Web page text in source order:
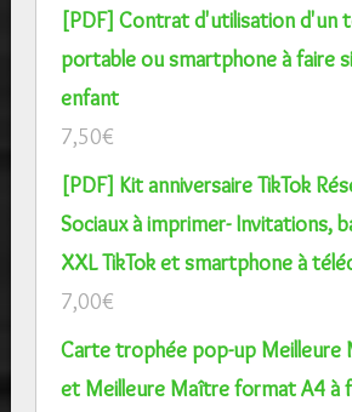
[PDF] Contrat d'utilisation d'un
portable ou smartphone à faire
enfant
7,50€
[PDF] Kit anniversaire TikTok
Sociaux à imprimer- Invitations,
XXL TikTok et smartphone à
7,00€
Carte trophée pop-up Meilleure
et Meilleure Maître format A4 à